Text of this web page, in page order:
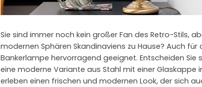
Sie sind immer noch kein großer Fan des Retro-Stils,
modernen Sphären Skandinaviens zu Hause? Auch für
Bankerlampe hervorragend geeignet. Entscheiden Sie
eine moderne Variante aus Stahl mit einer Glaskappe
erleben einen frischen und modernen Look, der sich